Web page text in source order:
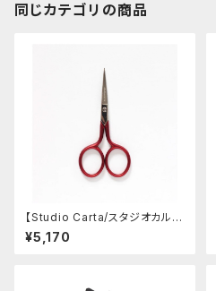
同じカテゴリの商品
【Studio Carta/スタジオカル
タ】SCARLET RED SCISSOR
S (スモール)
¥5,170